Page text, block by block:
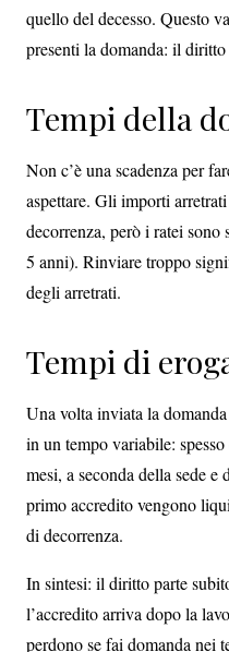
quello del decesso. Questo
presenti la domanda: il
Tempi della
Non c’è una scadenza per
aspettare. Gli importi
decorrenza, però i ratei sono
5 anni). Rinviare troppo
degli arretrati.
Tempi di
Una volta inviata la
in un tempo variabile:
mesi, a seconda della sede
primo accredito vengono
di decorrenza.
In sintesi: il diritto parte
l’accredito arriva dopo la
perdono se fai domanda nei